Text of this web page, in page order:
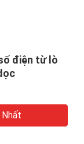
điện từ lò